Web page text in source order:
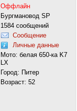
Оффлайн
Бургмановод SP
1584 сообщений
Сообщение
Личные данные
Мото: белая 650-ка K7
LX
Город: Питер
Возраст: 52